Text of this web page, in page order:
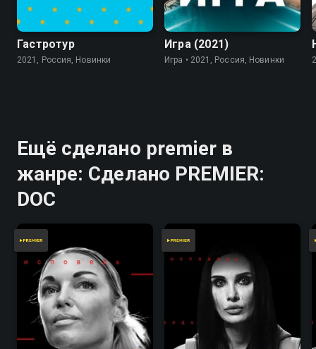
Гастротур
2021, Россия, Новинки
7.8
Игра (2021)
Игра • 2021, Россия, Новинки
Ещё сделано premier в
жанре: Сделано PREMIER:
DOC